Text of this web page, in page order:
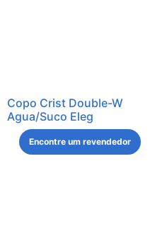
Copo Crist Double-W
Agua/Suco Eleg
Encontre um revendedor